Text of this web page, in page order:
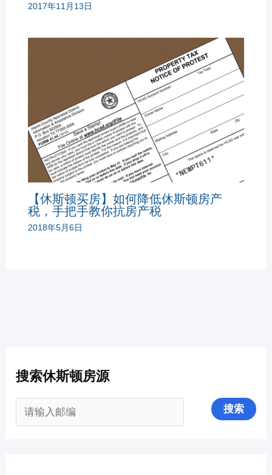
2017年11月13日
【休斯顿买房】如何降低休斯顿房产
税，手把手教你抗房产税
2018年5月6日
搜索休斯顿房源